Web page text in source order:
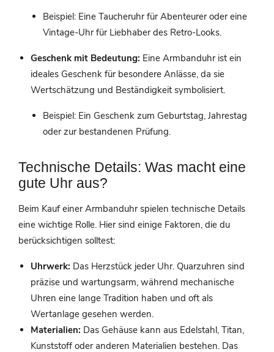
Beispiel: Eine Taucheruhr für Abenteurer oder eine
Vintage-Uhr für Liebhaber des Retro-Looks.
Geschenk mit Bedeutung: Eine Armbanduhr ist ein
ideales Geschenk für besondere Anlässe, da sie
Wertschätzung und Beständigkeit symbolisiert.
Beispiel: Ein Geschenk zum Geburtstag, Jahrestag
oder zur bestandenen Prüfung.
Technische Details: Was macht eine
gute Uhr aus?
Beim Kauf einer Armbanduhr spielen technische Details
eine wichtige Rolle. Hier sind einige Faktoren, die du
berücksichtigen solltest:
Uhrwerk: Das Herzstück jeder Uhr. Quarzuhren sind
präzise und wartungsarm, während mechanische
Uhren eine lange Tradition haben und oft als
Wertanlage gesehen werden.
Materialien: Das Gehäuse kann aus Edelstahl, Titan,
Kunststoff oder anderen Materialien bestehen. Das